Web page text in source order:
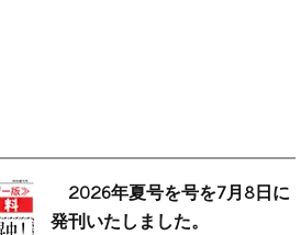
2026年夏号を号を7月8日に
発刊いたしました。